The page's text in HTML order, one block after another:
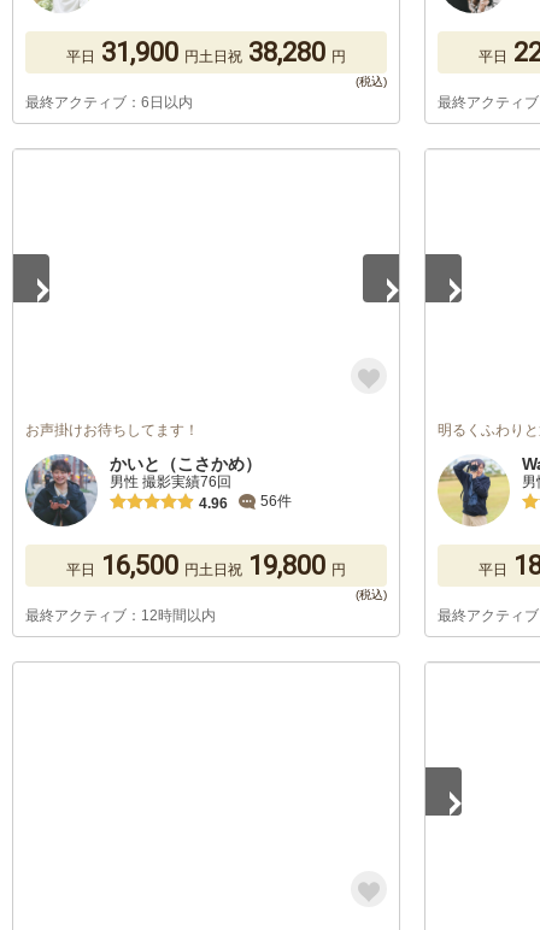
平日 31,900 円土日祝 38,280 円
最終アクティブ：6日以内
平日
最終アクティ
お声掛けお待ちしてます！
かいと（こさかめ）
男性 撮影実績76回
4.96
56件
平日 16,500 円土日祝 19,800 円
最終アクティブ：12時間以内
明るくふわり
平日
最終アクティ